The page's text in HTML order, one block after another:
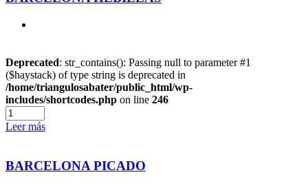
Deprecated: str_contains(): Passing null to parameter #1
($haystack) of type string is deprecated in
/home/triangulosabater/public_html/wp-
includes/shortcodes.php on line 246
Leer más
BARCELONA PICADO